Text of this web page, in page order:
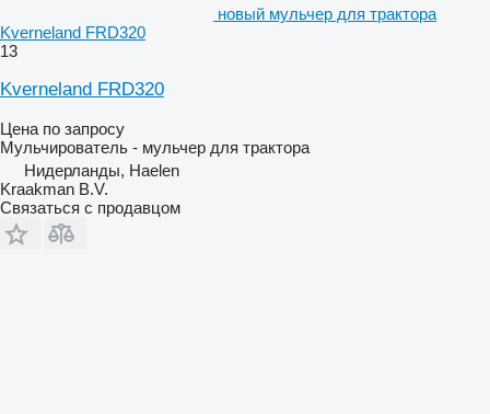
новый мульчер для трактора
Kverneland FRD320
13
Kverneland FRD320
Цена по запросу
Мульчирователь - мульчер для трактора
Нидерланды, Haelen
Kraakman B.V.
Связаться с продавцом